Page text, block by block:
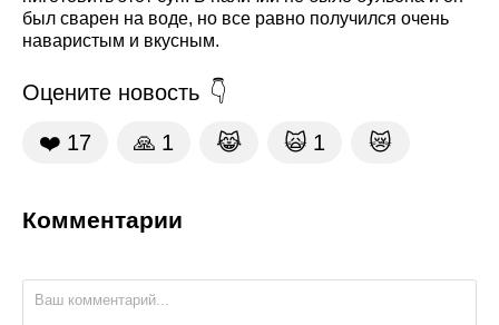
был сварен на воде, но все равно получился очень
наваристым и вкусным.
Оцените новость
❤️ 17 🙏 1 😹 🙀 1 😿
Комментарии